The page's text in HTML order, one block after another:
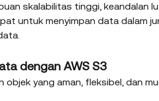
skalabilitas tinggi, keandalan
untuk menyimpan data dalam
dengan AWS S3
objek yang aman, fleksibel, dan